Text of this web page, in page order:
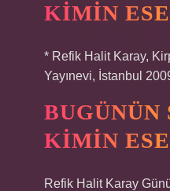
KIMIN
* Refik Halit Karay,
Yayınevi, İstanbul
BUGÜNÜN
KIMIN
Refik Halit Karay